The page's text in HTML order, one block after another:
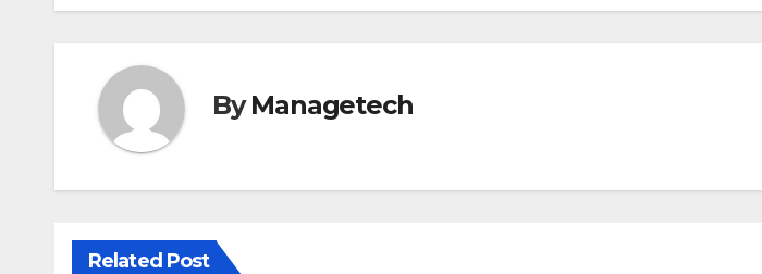
ビ
ゲ
ー
シ
ョ
ン
ByManagetech
Related Post